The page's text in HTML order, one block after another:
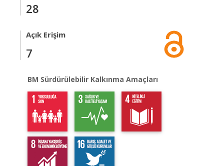
28
Açık Erişim
7
BM Sürdürülebilir Kalkınma Amaçları